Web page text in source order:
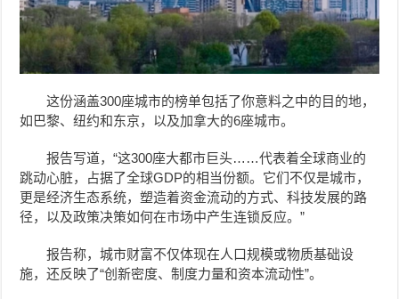
这份涵盖300座城市的榜单包括了你意料之中的目的地，
如巴黎、纽约和东京，以及加拿大的6座城市。
报告写道，“这300座大都市巨头……代表着全球商业的
跳动心脏，占据了全球GDP的相当份额。它们不仅是城市，
更是经济生态系统，塑造着资金流动的方式、科技发展的路
径，以及政策决策如何在市场中产生连锁反应。”
报告称，城市财富不仅体现在人口规模或物质基础设
施，还反映了“创新密度、制度力量和资本流动性”。